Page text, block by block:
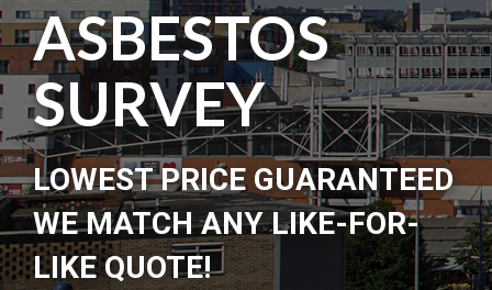
ASBESTOS
SURVEY
LOWEST PRICE GUARANTEED
WE MATCH ANY LIKE-FOR-
LIKE QUOTE!